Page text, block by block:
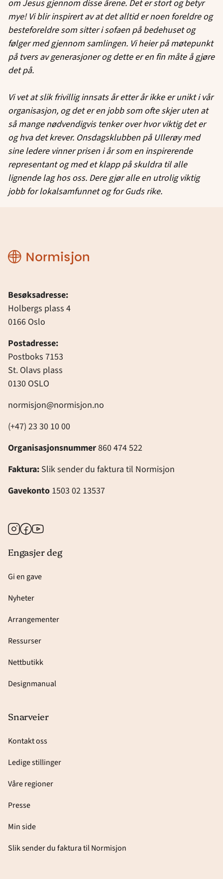
om Jesus gjennom disse årene. Det er stort og betyr
mye! Vi blir inspirert av at det alltid er noen foreldre og
besteforeldre som sitter i sofaen på bedehuset og
følger med gjennom samlingen. Vi heier på møtepunkt
på tvers av generasjoner og dette er en fin måte å gjøre
det på.
Vi vet at slik frivillig innsats år etter år ikke er unikt i vår
organisasjon, og det er en jobb som ofte skjer uten at
så mange nødvendigvis tenker over hvor viktig det er
og hva det krever. Onsdagsklubben på Ullerøy med
sine ledere vinner prisen i år som en inspirerende
representant og med et klapp på skuldra til alle
lignende lag hos oss. Dere gjør alle en utrolig viktig
jobb for lokalsamfunnet og for Guds rike.
Normisjon
Besøksadresse:
Holbergs plass 4
0166 Oslo
Postadresse:
Postboks 7153
St. Olavs plass
0130 OSLO
normisjon@normisjon.no
(+47) 23 30 10 00
Organisasjonsnummer860 474 522
Faktura: Slik sender du faktura til Normisjon
Gavekonto 1503 02 13537
Instagram
Facebook
Youtube
Engasjer deg
Gi en gave
Nyheter
Arrangementer
Ressurser
Nettbutikk
Designmanual
Snarveier
Kontakt oss
Ledige stillinger
Våre regioner
Presse
Min side
Slik sender du faktura til Normisjon